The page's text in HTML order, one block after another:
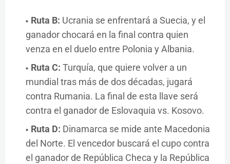
Ruta B: Ucrania se enfrentará a Suecia, y el
ganador chocará en la final contra quien
venza en el duelo entre Polonia y Albania.
Ruta C: Turquía, que quiere volver a un
mundial tras más de dos décadas, jugará
contra Rumania. La final de esta llave será
contra el ganador de Eslovaquia vs. Kosovo.
Ruta D: Dinamarca se mide ante Macedonia
del Norte. El vencedor buscará el cupo contra
el ganador de República Checa y la República